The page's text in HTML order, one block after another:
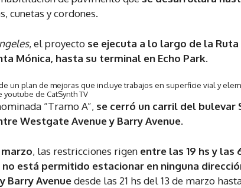
cunetas y cordones.
, el proyecto se ejecuta a lo largo de la
Mónica, hasta su terminal en Echo Park.
un plan de mejoras que incluye trabajos en superficie vial y
youtube de CatSynth TV
“Tramo A”, se cerró un carril del bulevar
Westgate Avenue y Barry Avenue.
marzo, las restricciones rigen entre las 19 hs y las
no está permitido estacionar en ninguna
Barry Avenuedesde las 21 hs del 13 de marzo